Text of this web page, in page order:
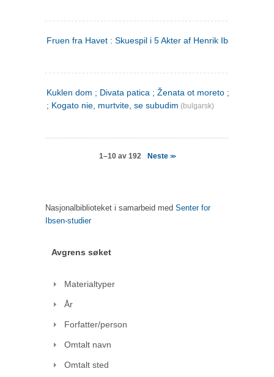
Fruen fra Havet : Skuespil i 5 Akter af Henrik Ibsen
Kuklen dom ; Divata patica ; Ženata ot moreto ; Malkijat
; Kogato nie, murtvite, se subudim (bulgarsk)
1–10 av 192 Neste >>
Nasjonalbiblioteket i samarbeid med Senter for
Ibsen-studier
Avgrens søket
Materialtyper
År
Forfatter/person
Omtalt navn
Omtalt sted